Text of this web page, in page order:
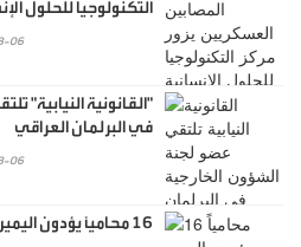
التكنولوجيا للحلول
06
"القانونية النيابية"
في البرلمان العراقي
06
16 محامياً يؤدون اليمين القانونية أمام وزير العدل